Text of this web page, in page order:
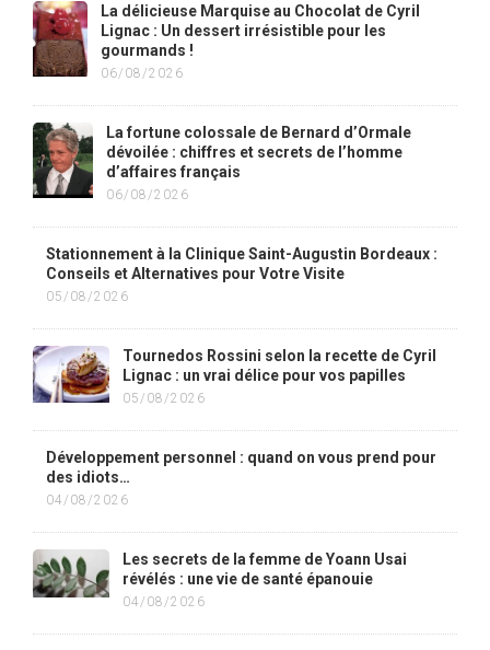
La délicieuse Marquise au Chocolat de Cyril
Lignac : Un dessert irrésistible pour les
gourmands !
06/08/2026
La fortune colossale de Bernard d’Ormale
dévoilée : chiffres et secrets de l’homme
d’affaires français
06/08/2026
Stationnement à la Clinique Saint-Augustin Bordeaux :
Conseils et Alternatives pour Votre Visite
05/08/2026
Tournedos Rossini selon la recette de Cyril
Lignac : un vrai délice pour vos papilles
05/08/2026
Développement personnel : quand on vous prend pour
des idiots…
04/08/2026
Les secrets de la femme de Yoann Usai
révélés : une vie de santé épanouie
04/08/2026